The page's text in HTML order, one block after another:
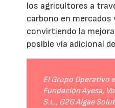
los agricultores a
carbono en
convirtiendo la
posible vía adicional
El Grupo Operativo
Fundación Ayesa,
S.L., G2G Algae